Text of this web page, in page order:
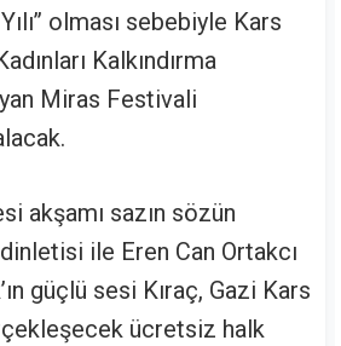
Yılı’’ olması sebebiyle Kars
Kalkındırma
Miras Festivali
akşamı sazın sözün
ile Eren Can Ortakcı
güçlü sesi Kıraç, Gazi Kars
ücretsiz halk